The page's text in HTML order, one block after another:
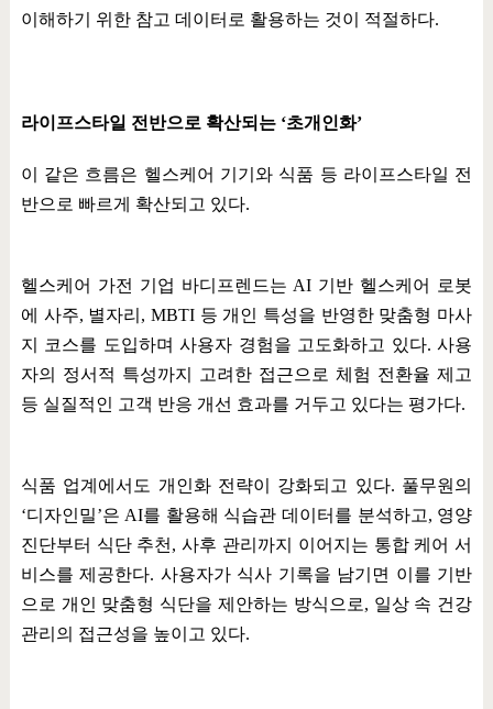
이해하기 위한 참고 데이터로 활용하는 것이 적절하다.
라이프스타일 전반으로 확산되는 ‘초개인화’
이 같은 흐름은 헬스케어 기기와 식품 등 라이프스타일 전
반으로 빠르게 확산되고 있다.
헬스케어 가전 기업 바디프렌드는 AI 기반 헬스케어 로봇
에 사주, 별자리 , MBTI 등 개인 특성을 반영한 맞춤형 마사
지 코스를 도입하며 사용자 경험을 고도화하고 있다.사용
자의 정서적 특성까지 고려한 접근으로 체험 전환율 제고
등 실질적인 고객 반응 개선 효과를 거두고 있다는 평가다.
식품 업계에서도 개인화 전략이 강화되고 있다. 풀무원의
‘디자인밀’은 AI를 활용해 식습관 데이터를 분석하고, 영양
진단부터 식단 추천 ,사후 관리까지 이어지는 통합 케어 서
비스를 제공한다. 사용자가 식사 기록을 남기면 이를 기반
으로 개인 맞춤형 식단을 제안하는 방식으로, 일상 속 건강
관리의 접근성을 높이고 있다.